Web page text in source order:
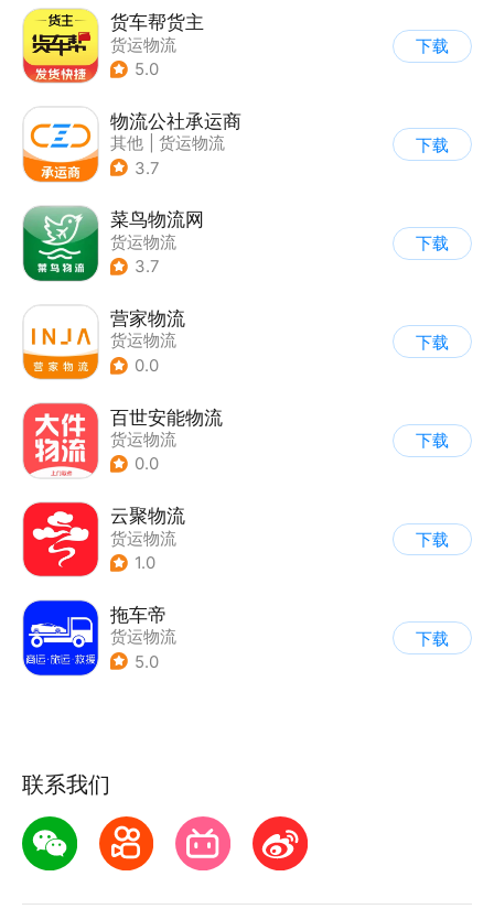
货车帮货主
货运物流
5.0
下载
物流公社承运商
其他
货运物流
3.7
下载
菜鸟物流网
货运物流
3.7
下载
营家物流
货运物流
0.0
下载
百世安能物流
货运物流
0.0
下载
云聚物流
货运物流
1.0
下载
拖车帝
货运物流
5.0
下载
联系我们